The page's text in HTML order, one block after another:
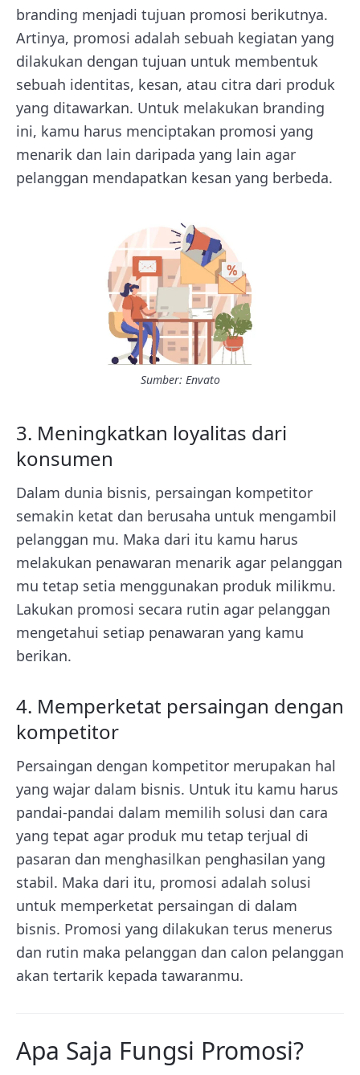
branding menjadi tujuan promosi berikutnya.
Artinya, promosi adalah sebuah kegiatan yang
dilakukan dengan tujuan untuk membentuk
sebuah identitas, kesan, atau citra dari produk
yang ditawarkan. Untuk melakukan branding
ini, kamu harus menciptakan promosi yang
menarik dan lain daripada yang lain agar
pelanggan mendapatkan kesan yang berbeda.
Sumber: Envato
3. Meningkatkan loyalitas dari
konsumen
Dalam dunia bisnis, persaingan kompetitor
semakin ketat dan berusaha untuk mengambil
pelanggan mu. Maka dari itu kamu harus
melakukan penawaran menarik agar pelanggan
mu tetap setia menggunakan produk milikmu.
Lakukan promosi secara rutin agar pelanggan
mengetahui setiap penawaran yang kamu
berikan.
4. Memperketat persaingan dengan
kompetitor
Persaingan dengan kompetitor merupakan hal
yang wajar dalam bisnis. Untuk itu kamu harus
pandai-pandai dalam memilih solusi dan cara
yang tepat agar produk mu tetap terjual di
pasaran dan menghasilkan penghasilan yang
stabil. Maka dari itu, promosi adalah solusi
untuk memperketat persaingan di dalam
bisnis. Promosi yang dilakukan terus menerus
dan rutin maka pelanggan dan calon pelanggan
akan tertarik kepada tawaranmu.
Apa Saja Fungsi Promosi?